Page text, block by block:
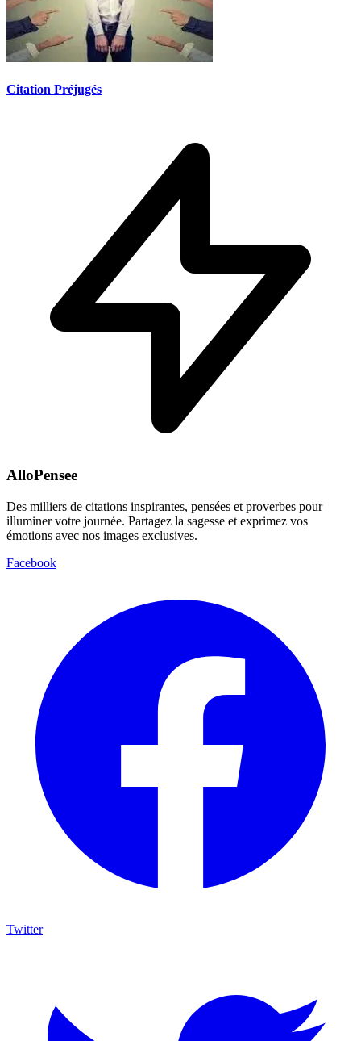
Citation Préjugés
AlloPensee
Des milliers de citations inspirantes, pensées et proverbes pour
illuminer votre journée. Partagez la sagesse et exprimez vos
émotions avec nos images exclusives.
Facebook
Twitter